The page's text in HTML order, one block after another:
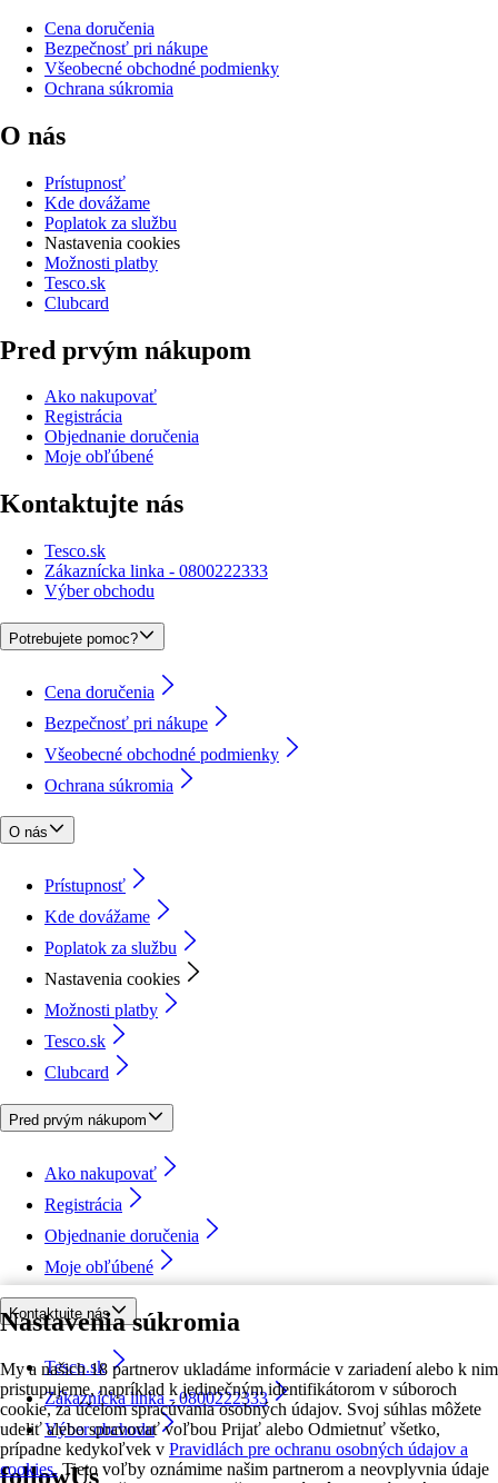
Nastavenia súkromia
My a našich 18 partnerov ukladáme informácie v zariadení alebo k nim
pristupujeme, napríklad k jedinečným identifikátorom v súboroch
cookie, za účelom spracúvania osobných údajov. Svoj súhlas môžete
udeliť alebo spravovať voľbou Prijať alebo Odmietnuť všetko,
prípadne kedykoľvek v Pravidlách pre ochranu osobných údajov a
cookies. Tieto voľby oznámime našim partnerom a neovplyvnia údaje
Cena doručenia
Bezpečnosť pri nákupe
Všeobecné obchodné podmienky
Ochrana súkromia
O nás
Prístupnosť
Kde dovážame
Poplatok za službu
Nastavenia cookies
Možnosti platby
Tesco.sk
Clubcard
Pred prvým nákupom
Ako nakupovať
Registrácia
Objednanie doručenia
Moje obľúbené
Kontaktujte nás
Tesco.sk
Zákaznícka linka - 0800222333
Výber obchodu
Potrebujete pomoc?
Cena doručenia
Bezpečnosť pri nákupe
Všeobecné obchodné podmienky
Ochrana súkromia
O nás
Prístupnosť
Kde dovážame
Poplatok za službu
Nastavenia cookies
Možnosti platby
Tesco.sk
Clubcard
Pred prvým nákupom
Ako nakupovať
Registrácia
Objednanie doručenia
Moje obľúbené
Kontaktujte nás
Tesco.sk
Zákaznícka linka - 0800222333
Výber obchodu
followUs